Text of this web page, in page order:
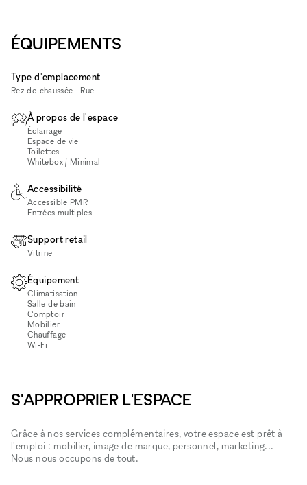
ÉQUIPEMENTS
Type d'emplacement
Rez-de-chaussée - Rue
À propos de l'espace
Éclairage
Espace de vie
Toilettes
Whitebox / Minimal
Accessibilité
Accessible PMR
Entrées multiples
Support retail
Vitrine
Équipement
Climatisation
Salle de bain
Comptoir
Mobilier
Chauffage
Wi‑Fi
S'APPROPRIER L'ESPACE
Grâce à nos services complémentaires, votre espace est prêt à
l'emploi : mobilier, image de marque, personnel, marketing...
Nous nous occupons de tout.